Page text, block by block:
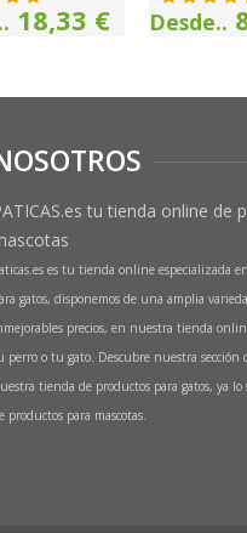
18,33 € Desde..
tu tienda online de
es tu tienda online especializada
gatos, disponemos de una amplia
precios, en nuestra tienda
perro o tu gato. Descubre nuestra sección
tienda de productos para gatos, ya lo
productos para mascotas.